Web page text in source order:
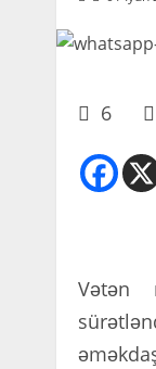
6
Vətən